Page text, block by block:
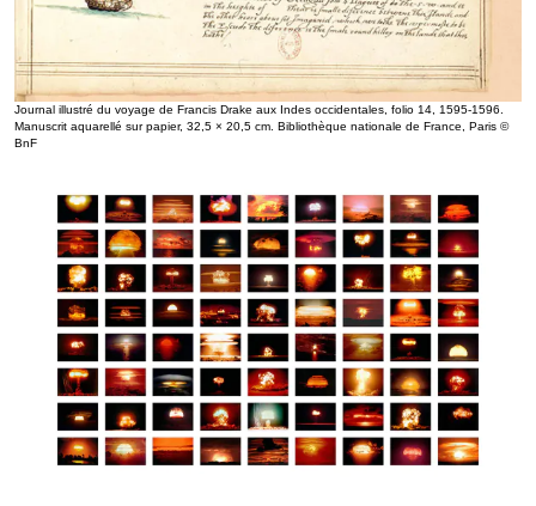
Journal illustré du voyage de Francis Drake aux Indes occidentales, folio 14, 1595-1596.
Manuscrit aquarellé sur papier, 32,5 × 20,5 cm. Bibliothèque nationale de France, Paris ©
BnF